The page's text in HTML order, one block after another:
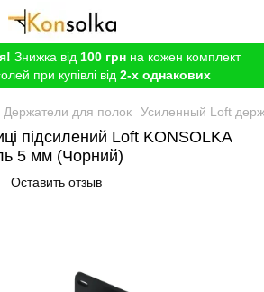
Знижка від 100 грн на кожен комплект
при купівлі від 2-х однакових
Держатели для полок Усиленный Loft
підсилений Loft KONSOLKA
5 мм (Чорний)
Оставить отзыв